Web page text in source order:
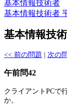
基本情報技術者
基本情報技術者
基本情報技
<< 前の問題 次の
午前問42
クライアントPCで
か。